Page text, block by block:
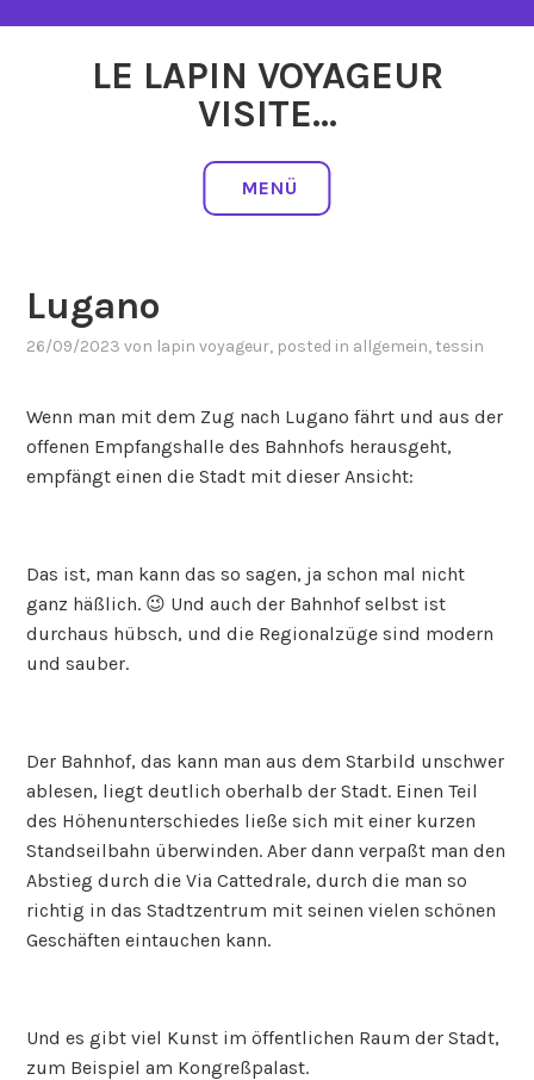
LE LAPIN VOYAGEUR
VISITE…
MENÜ
Lugano
26/09/2023 von lapin voyageur, posted in allgemein, tessin
Wenn man mit dem Zug nach Lugano fährt und aus der
offenen Empfangshalle des Bahnhofs herausgeht,
empfängt einen die Stadt mit dieser Ansicht:
Das ist, man kann das so sagen, ja schon mal nicht
ganz häßlich. 😉 Und auch der Bahnhof selbst ist
durchaus hübsch, und die Regionalzüge sind modern
und sauber.
Der Bahnhof, das kann man aus dem Starbild unschwer
ablesen, liegt deutlich oberhalb der Stadt. Einen Teil
des Höhenunterschiedes ließe sich mit einer kurzen
Standseilbahn überwinden. Aber dann verpaßt man den
Abstieg durch die Via Cattedrale, durch die man so
richtig in das Stadtzentrum mit seinen vielen schönen
Geschäften eintauchen kann.
Und es gibt viel Kunst im öffentlichen Raum der Stadt,
zum Beispiel am Kongreßpalast.